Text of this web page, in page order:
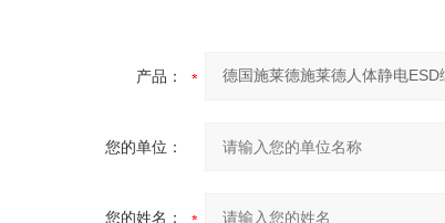
产品：
您的单位：
您的姓名：